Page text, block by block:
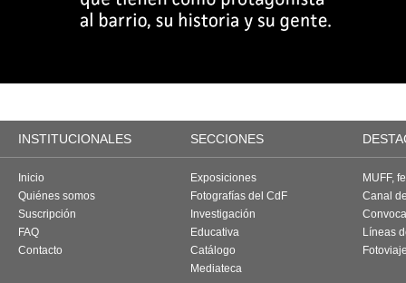
INSTITUCIONALES SECCIONES
Inicio
Quiénes somos
Suscripción
FAQ
Contacto
Exposiciones
Fotografías del CdF
Investigación
Educativa
Catálogo
Mediateca
MUFF,
Canal
Líneas